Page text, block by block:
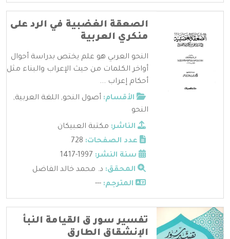
الصعقة الغضبية في الرد على
منكري العربية
النحو العربي هو علم يختص بدراسة أحوال
أواخر الكلمات من حيث الإعراب والبناء مثل
أحكام إعراب ...
الأقسام: أصول النحو, اللغة العربية,
النحو
الناشر: مكتبة العبيكان
عدد الصفحات:
سنة النشر:
المحقق: د. محمد خالد الفاضل
المترجم: ---
تفسير سور ق القيامة النبأ
الإنشقاق الطارق